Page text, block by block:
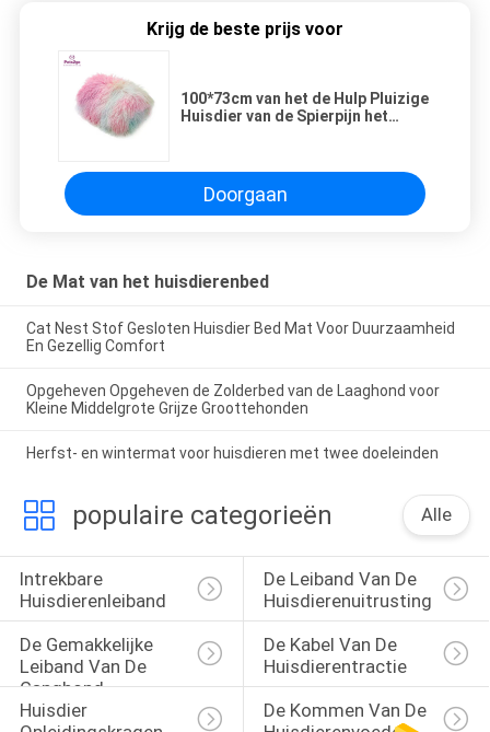
Krijg de beste prijs voor
100*73cm van het de Hulp Pluizige
Huisdier van de Spierpijn het
Doorgaan
De Mat van het huisdierenbed
Cat Nest Stof Gesloten Huisdier Bed Mat Voor Duurzaamheid
En Gezellig Comfort
Opgeheven Opgeheven de Zolderbed van de Laaghond voor
Kleine Middelgrote Grijze Groottehonden
Herfst- en wintermat voor huisdieren met twee doeleinden
populaire categorieën Alle
Intrekbare
Huisdierenleiband
De Leiband Van De
Huisdierenuitrusting
De Gemakkelijke
Leiband Van De
Ganghond
De Kabel Van De
Huisdierentractie
Huisdier
De Kommen Van De